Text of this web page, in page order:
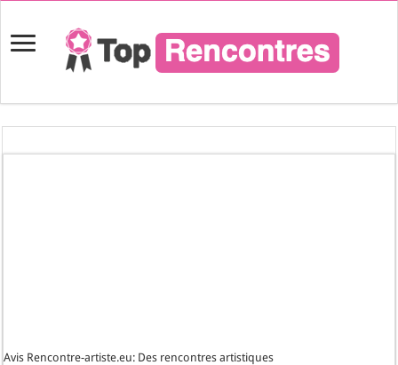
Avis Rencontre-artiste.eu: Des rencontres artistiques